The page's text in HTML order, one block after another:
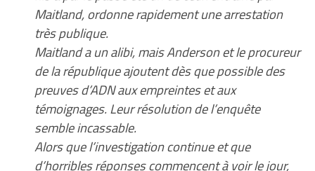
Maitland, ordonne rapidement une arrestation
très publique.
Maitland a un alibi, mais Anderson et le procureur
de la république ajoutent dès que possible des
preuves d’ADN aux empreintes et aux
témoignages. Leur résolution de l’enquête
semble incassable.
Alors que l’investigation continue et que
d’horribles réponses commencent à voir le jour,